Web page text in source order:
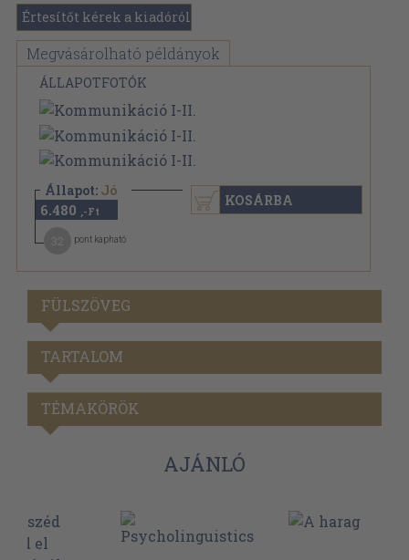
Értesítőt kérek a kiadóról
Megvásárolható példányok
ÁLLAPOTFOTÓK
Állapot: Jó
6.480 ,-Ft
pont kapható
KOSÁRBA
FÜLSZÖVEG
TARTALOM
TÉMAKÖRÖK
AJÁNLÓ